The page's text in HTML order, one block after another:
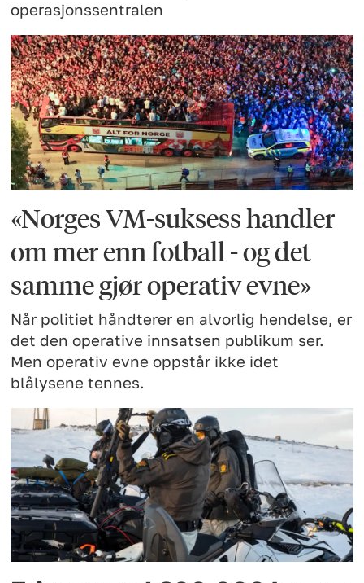
operasjonssentralen
«Norges VM-suksess handler
om mer enn fotball - og det
samme gjør operativ evne»
Når politiet håndterer en alvorlig hendelse, er
det den operative innsatsen publikum ser.
Men operativ evne oppstår ikke idet
blålysene tennes.